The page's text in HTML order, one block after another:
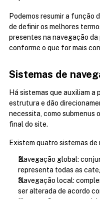
Podemos resumir a função
de definir os melhores
presentes na navegação da
conforme o que for mais
Sistemas de
Há sistemas que auxiliam a
estrutura e dão
necessita, como submenus
final do site.
Existem quatro sistemas
Navegação global:
representa todas as
Navegação local:
ser alterada de acordo